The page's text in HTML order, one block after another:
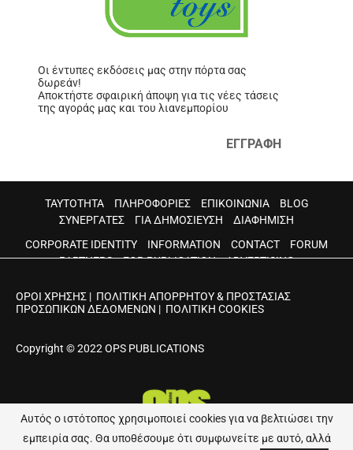
Οι έντυπες εκδόσεις μας στην πόρτα σας
δωρεάν!
Αποκτήστε σφαιρική άποψη για τις νέες τάσεις
της αγοράς μας και του λιανεμπορίου
ΕΓΓΡΑΦΗ
ΤΑΥΤΟΤΗΤΑ ΠΛΗΡΟΦΟΡΙΕΣ ΕΠΙΚΟΙΝΩΝΙΑ
BLOG
ΣΥΝΕΡΓΑΤΕΣ
ΓΙΑ ΔΗΜΟΣΙΕΥΣΗ
ΔΙΑΦΗΜΙΣΗ
CORPORATE IDENTITY
INFORMATION CONTACT
FORUM
PARTNERS
FOR PUBLICATION ADVERTISING
ΟΡΟΙ ΧΡΗΣΗΣ | ΠΟΛΙΤΙΚΗ ΑΠΟΡΡΗΤΟΥ & ΠΡΟΣΤΑΣΙΑΣ
ΠΡΟΣΩΠΙΚΩΝ ΔΕΔΟΜΕΝΩΝ | ΠΟΛΙΤΙΚΗ COOKIES
Copyright © 2022 OPS PUBLICATIONS
Αυτός ο ιστότοπος χρησιμοποιεί cookies για να βελτιώσει την
εμπειρία σας. Θα υποθέσουμε ότι συμφωνείτε με αυτό, αλλά